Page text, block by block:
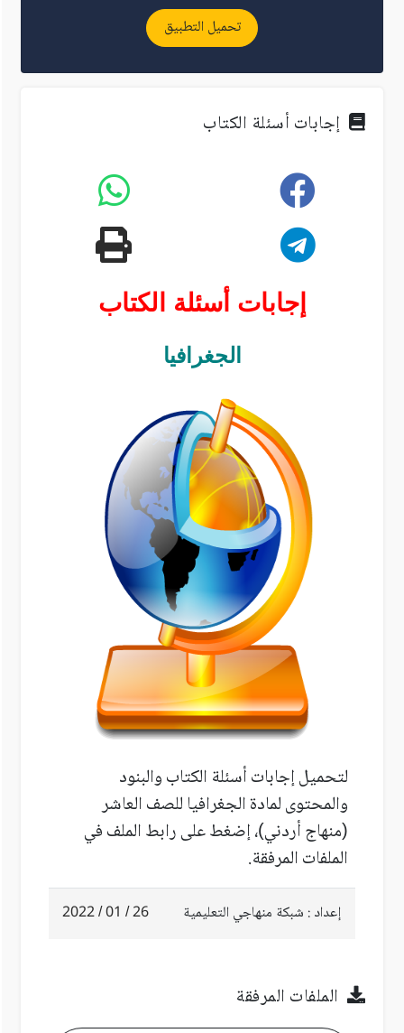
تحميل التطبيق
إجابات أسئلة الكتاب
إجابات أسئلة الكتاب
الجغرافيا
لتحميل إجابات أسئلة الكتاب والبنود
والمحتوى لمادة الجغرافيا للصف العاشر
(منهاج أردني)، إضغط على رابط الملف في
الملفات المرفقة.
إعداد : شبكة منهاجي التعليمية 26 / 01 / 2022
الملفات المرفقة